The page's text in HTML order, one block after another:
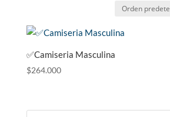
✅Camiseria Masculina
$264.000